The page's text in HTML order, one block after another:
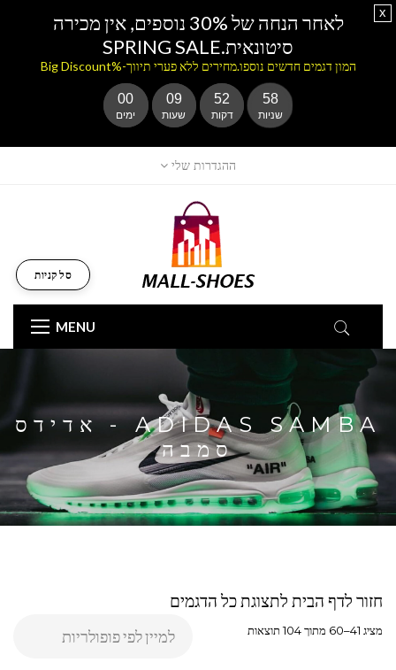
ההגדרות שלי
MENU
סל קניות
ADIDAS SAMBA - אדידס
סמבה
חזור לדף הבית לתצוגת כל הדגמים
מציג 41–60 מתוך 104 תוצאות
לאחר הנחה של 30% נוספים, אין מכירה
סיטונאית.SPRING SALE
המון דגמים חדשים נוספו.מחירים ללא פערי תיווך-%Big Discount
00
ימים
09
שעות
52
דקות
57
שניות
x